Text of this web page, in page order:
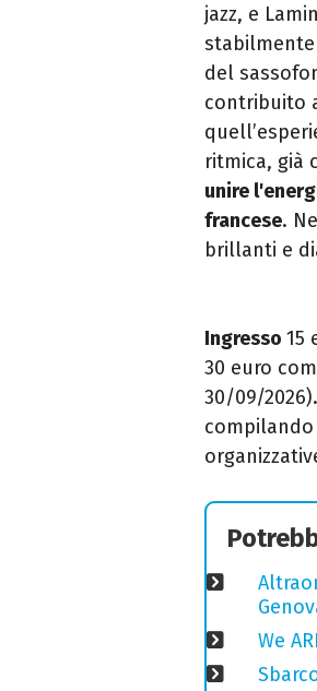
jazz, e
del
contribuito
ritmica, già
unire
francese.
brillanti e
Ingresso 15
30 euro
30/09/
We